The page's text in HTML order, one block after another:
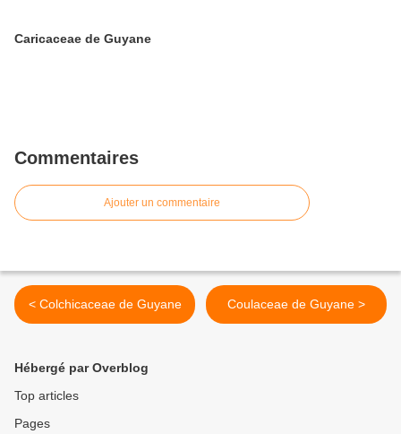
Caricaceae de Guyane
Commentaires
Ajouter un commentaire
< Colchicaceae de Guyane Coulaceae de Guyane >
Hébergé par Overblog
Top articles
Pages